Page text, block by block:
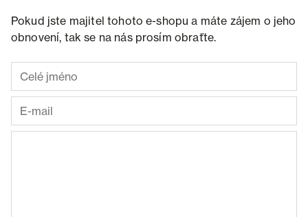
Pokud jste majitel tohoto e-shopu a máte zájem o jeho
obnovení, tak se na nás prosím obraťte.